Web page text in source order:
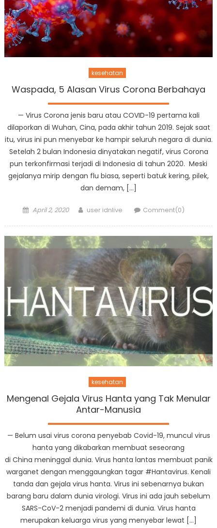
kesehatan
Waspada, 5 Alasan Virus Corona Berbahaya
— Virus Corona jenis baru atau COVID-19 pertama kali
dilaporkan di Wuhan, Cina, pada akhir tahun 2019. Sejak saat
itu, virus ini pun menyebar ke hampir seluruh negara di dunia.
Setelah 2 bulan Indonesia dinyatakan negatif, virus Corona
pun terkonfirmasi terjadi di Indonesia di tahun 2020. Meski
gejalanya mirip dengan flu biasa, seperti batuk kering, pilek,
dan demam, […]
Posted
April 2, 2020 Author
user idnlive Comment(0)
kesehatan
Mengenal Gejala Virus Hanta yang Tak Menular
Antar-Manusia
— Belum usai virus corona penyebab Covid-19, muncul virus
hanta yang dikabarkan membuat seseorang
di China meninggal dunia. Virus hanta lantas membuat panik
warganet dengan menggaungkan tagar #Hantavirus. Kenali
tanda dan gejala virus hanta. Virus ini sebenarnya bukan
barang baru dalam dunia virologi. Virus ini ada jauh sebelum
SARS-CoV-2 menjadi pandemi di dunia. Virus hanta
merupakan keluarga virus yang menyebar lewat […]